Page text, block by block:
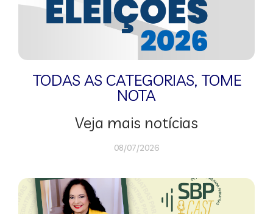
TODAS AS CATEGORIAS, TOME
NOTA
Veja mais notícias
08/07/2026